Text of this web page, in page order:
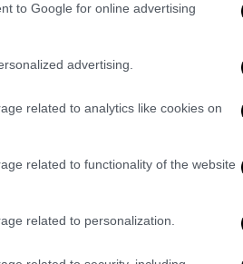
to Google for online advertising
advertising.
related to analytics like cookies on
related to functionality of the website
related to personalization.
μη εξοπλισμένου και
από τους
προσπάθειά του να
επιχείρηση και
κοινή γνώμη στην
μάλιστα όταν από
αντιφατικές
στους διακινητές